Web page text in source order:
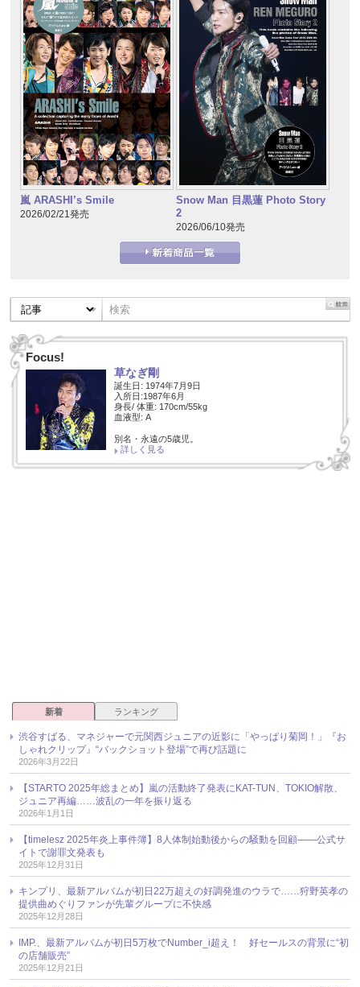
嵐 ARASHI’s Smile
2026/02/21発売
Snow Man 目黒蓮 Photo Story
2
2026/06/10発売
Focus!
草なぎ剛
誕生日: 1974年7月9日
入所日:1987年6月
身長/ 体重: 170cm/55kg
血液型: A
別名・永遠の5歳児。
詳しく見る
新着 ランキング
渋谷すばる、マネジャーで元関西ジュニアの近影に「やっぱり菊岡！」『お
しゃれクリップ』“バックショット登場”で再び話題に
2026年3月22日
【STARTO 2025年総まとめ】嵐の活動終了発表にKAT-TUN、TOKIO解散、
ジュニア再編……波乱の一年を振り返る
2026年1月1日
【timelesz 2025年炎上事件簿】8人体制始動後からの騒動を回顧――公式サ
イトで謝罪文発表も
2025年12月31日
キンプリ、最新アルバムが初日22万超えの好調発進のウラで……狩野英孝の
提供曲めぐりファンが先輩グループに不快感
2025年12月28日
IMP.、最新アルバムが初日5万枚でNumber_i超え！ 好セールスの背景に“初
の店舗販売”
2025年12月21日